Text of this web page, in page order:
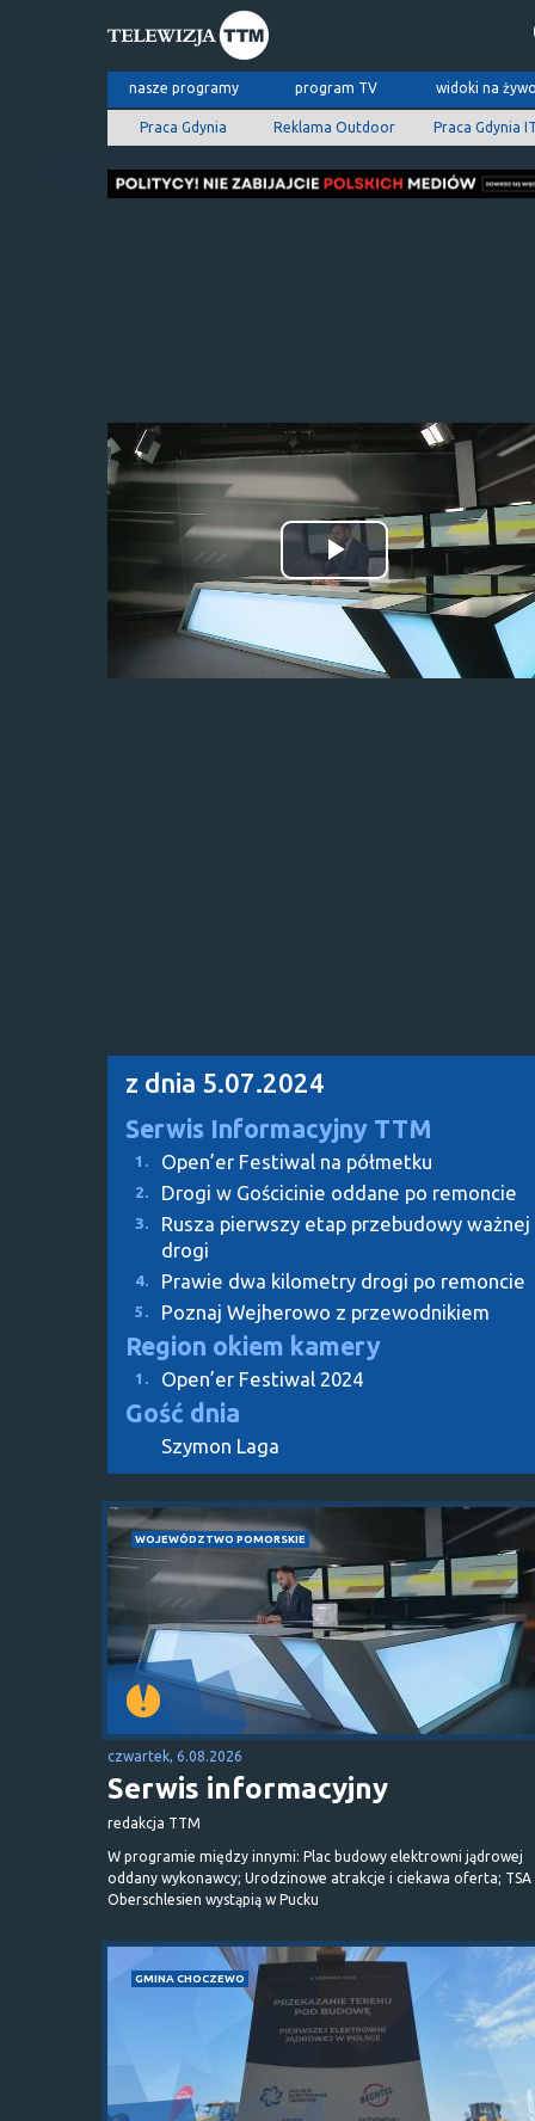
nasze programy program TV widoki na
Praca Gdynia Reklama Outdoor Praca Gdynia
Odtwórz
wideo
z dnia 5.07.2024
Serwis Informacyjny TTM
1. Open’er Festiwal na półmetku
2. Drogi w Gościcinie oddane po remoncie
3.
Rusza pierwszy etap przebudowy ważnej
drogi
4. Prawie dwa kilometry drogi po remoncie
5. Poznaj Wejherowo z przewodnikiem
Region okiem kamery
1. Open’er Festiwal 2024
Gość dnia
Szymon Laga
WOJEWÓDZTWO POMORSKIE
czwartek, 6.08.2026
Serwis informacyjny
redakcja TTM
W programie między innymi: Plac budowy elektrowni jądrowej
oddany wykonawcy; Urodzinowe atrakcje i ciekawa oferta; TSA
Oberschlesien wystąpią w Pucku
GMINA CHOCZEWO